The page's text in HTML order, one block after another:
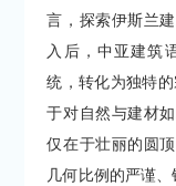
言，探索伊斯兰
入后，中亚建筑
统，转化为独特
于对自然与建材
仅在于壮丽的圆
几何比例的严谨